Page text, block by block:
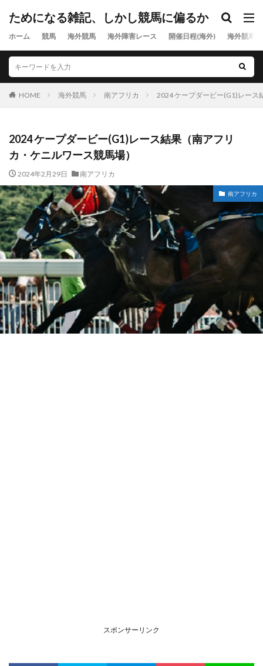
ためになる雑記、しかし競馬に偏るか
ホーム 競馬 海外競馬 海外障害レース 開催日程(海外) 海外競馬
HOME 海外競馬 南アフリカ 2024 ケープダービー(G1)レース
2024 ケープダービー(G1)レース結果（南アフリ
カ・ケニルワース競馬場）
2024年2月29日 南アフリカ
南アフリカ
スポンサーリンク